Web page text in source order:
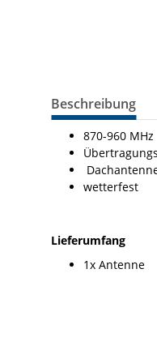
Beschreibung
870-960 MHz
wetterfest
Lieferumfang
1x Antenne